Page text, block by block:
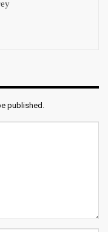
published.